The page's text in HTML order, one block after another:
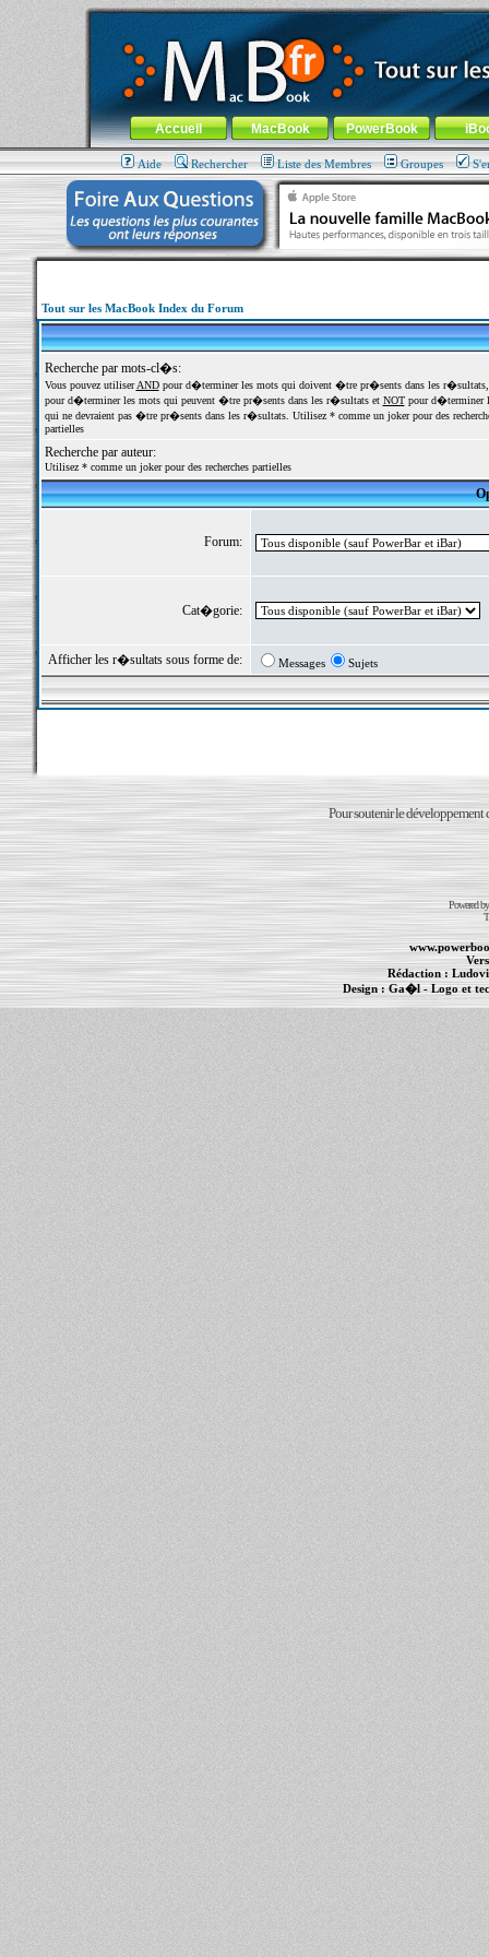
MacBook-fr.com : 100% Apple... 100% nomade !
Aller au contenu-Aller au menu général-Aller au menu de
Menu général
Accueil MacBook PowerBook
Aide Rechercher Liste des Membres Groupes
Tout sur les MacBook Index du Forum
Recherche par mots-cl�s:
Vous pouvez utiliserANDpour d�terminer les mots qui doivent �tre pr�sents dans les
pour d�terminer les mots qui peuvent �tre pr�sents dans les r�sultats et NOTpour d�terminer
qui ne devraient pas �tre pr�sents dans les r�sultats. Utilisez * comme un joker pour des
partielles
Recherche par auteur:
Utilisez * comme un joker pour des recherches partielles
Forum:
Cat�gorie:
Afficher les r�sultats sous forme de: Messages Sujets
Pour soutenir le développement
Powered
Rédaction :
Design : Ga�l- Logo et